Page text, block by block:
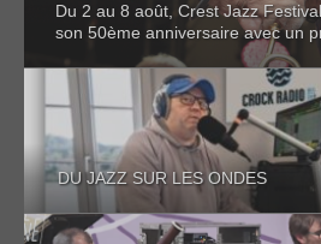
Du 2 au 8 août, Crest Jazz
son 50ème anniversaire avec un
DU JAZZ SUR LES ONDES